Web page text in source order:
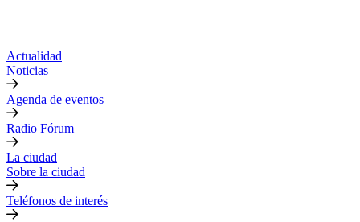
Actualidad
Noticias
Agenda de eventos
Radio Fórum
La ciudad
Sobre la ciudad
Teléfonos de interés